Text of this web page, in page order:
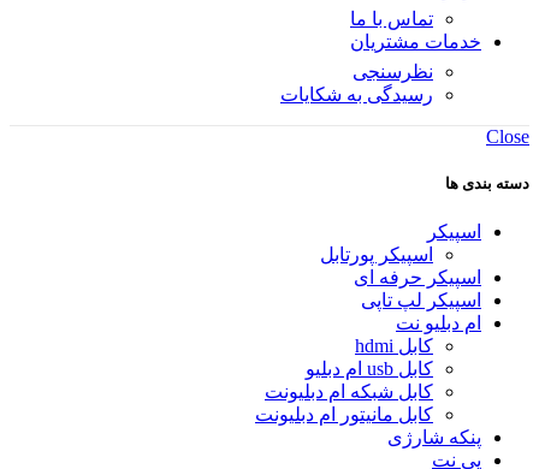
تماس با ما
خدمات مشتریان
نظرسنجی
رسیدگی به شکایات
Close
دسته بندی ها
اسپیکر
اسپیکر پورتابل
اسپیکر حرفه ای
اسپیکر لپ تاپی
ام دبلیو نت
کابل hdmi
کابل usb ام دبلیو
کابل شبکه ام دبلیونت
کابل مانیتور ام دبلیونت
پنکه شارژی
پی نت